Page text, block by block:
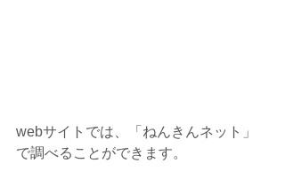
webサイトでは、「ねんきんネット」
で調べることができます。